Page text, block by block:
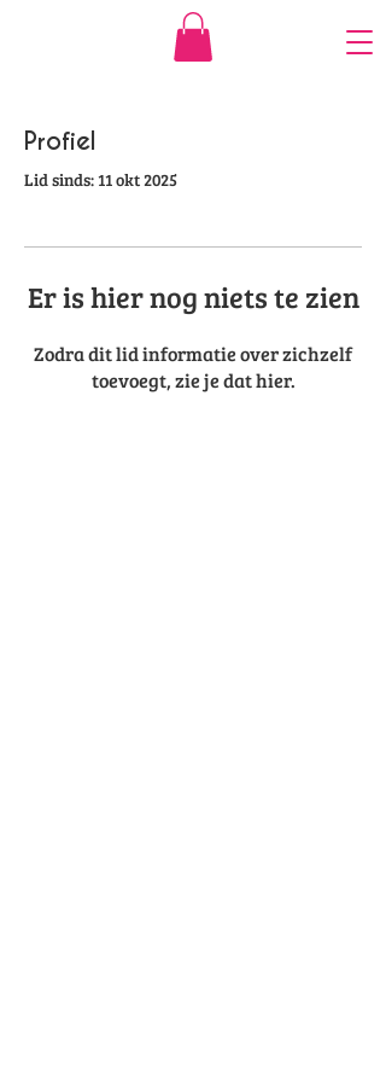
Profiel
Lid sinds: 11 okt 2025
Er is hier nog niets te zien
Zodra dit lid informatie over zichzelf
toevoegt, zie je dat hier.